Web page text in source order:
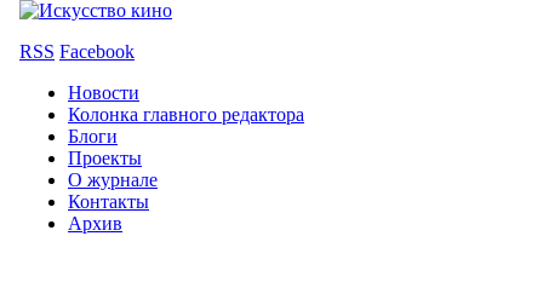
RSS Facebook
Новости
Колонка главного редактора
Блоги
Проекты
О журнале
Контакты
Архив